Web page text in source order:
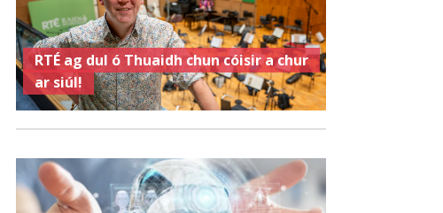
RTÉ ag dul ó Thuaidh chun cóisir a chur
ar siúl!